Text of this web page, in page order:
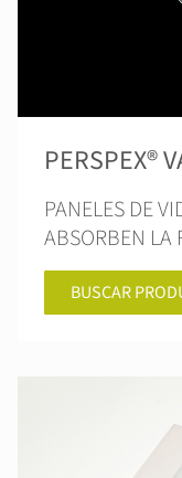
PERSPEX®
PANELES DE
ABSORBEN LA
BUSCAR